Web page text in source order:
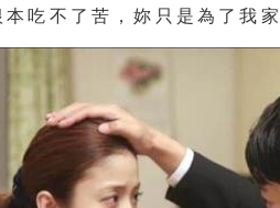
本吃不了苦，妳只是為了我